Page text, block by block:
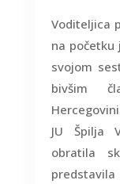
Voditeljica
na početku
svojom
bivšim
JU Špilja
obratila